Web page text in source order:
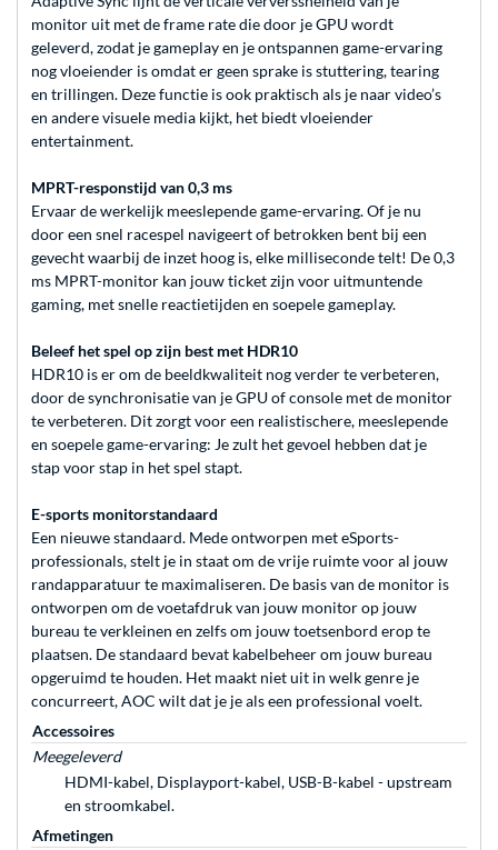
monitor uit met de frame rate die door je GPU wordt
geleverd, zodat je gameplay en je ontspannen game-ervaring
nog vloeiender is omdat er geen sprake is stuttering, tearing
en trillingen. Deze functie is ook praktisch als je naar video’s
en andere visuele media kijkt, het biedt vloeiender
entertainment.
MPRT-responstijd van 0,3 ms
Ervaar de werkelijk meeslepende game-ervaring. Of je nu
door een snel racespel navigeert of betrokken bent bij een
gevecht waarbij de inzet hoog is, elke milliseconde telt! De 0,3
ms MPRT-monitor kan jouw ticket zijn voor uitmuntende
gaming, met snelle reactietijden en soepele gameplay.
Beleef het spel op zijn best met HDR10
HDR10 is er om de beeldkwaliteit nog verder te verbeteren,
door de synchronisatie van je GPU of console met de monitor
te verbeteren. Dit zorgt voor een realistischere, meeslepende
en soepele game-ervaring: Je zult het gevoel hebben dat je
stap voor stap in het spel stapt.
E-sports monitorstandaard
Een nieuwe standaard. Mede ontworpen met eSports-
professionals, stelt je in staat om de vrije ruimte voor al jouw
randapparatuur te maximaliseren. De basis van de monitor is
ontworpen om de voetafdruk van jouw monitor op jouw
bureau te verkleinen en zelfs om jouw toetsenbord erop te
plaatsen. De standaard bevat kabelbeheer om jouw bureau
opgeruimd te houden. Het maakt niet uit in welk genre je
concurreert, AOC wilt dat je je als een professional voelt.
Accessoires
Meegeleverd
HDMI-kabel, Displayport-kabel, USB-B-kabel - upstream
en stroomkabel.
Afmetingen